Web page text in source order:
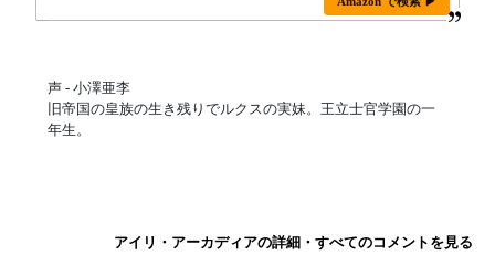
声 - 小澤亜李
旧帝国の皇族の生き残りでルクスの実妹。王立士官学園の一
年生。
アイリ・アーカディアの詳細・すべてのコメントを見る